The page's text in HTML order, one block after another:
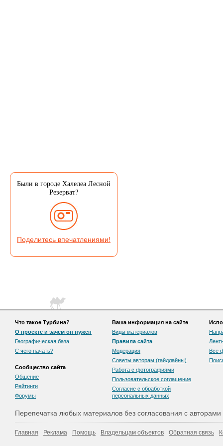
Были в городе Халелеа Лесной
Резерват?
Поделитесь впечатлениями!
Что такое Турбина?
О проекте и зачем он нужен
Географическая база
С чего начать?
Сообщество сайта
Общение
Рейтинги
Форумы
Ваша информация на сайте
Виды материалов
Правила сайта
Модерация
Советы авторам (гайдлайны)
Работа с фотографиями
Пользовательскоe соглашение
Согласие с обработкой
персональных данных
Все
Перепечатка любых материалов без согласования с
Главная Реклама Помощь Владельцам объектов Обратная связь